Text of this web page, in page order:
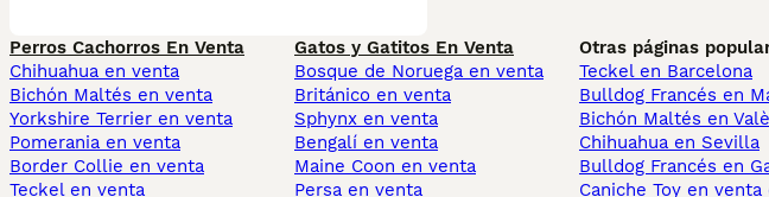
Perros Cachorros En Venta
Chihuahua en venta
Bichón Maltés en venta
Yorkshire Terrier en venta
Pomerania en venta
Border Collie en venta
Teckel en venta
Gatos y Gatitos En Venta
Bosque de Noruega en venta
Británico en venta
Sphynx en venta
Bengalí en venta
Maine Coon en venta
Persa en venta
Otras páginas
Teckel en Barcelona
Bulldog Francés en
Bichón Maltés en
Chihuahua en Sevilla
Bulldog Francés en
Caniche Toy en venta